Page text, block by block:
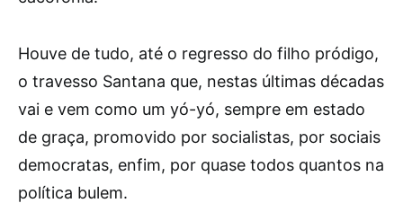
Houve de tudo, até o regresso do filho pródigo,
o travesso Santana que, nestas últimas décadas
vai e vem como um yó-yó, sempre em estado
de graça, promovido por socialistas, por sociais
democratas, enfim, por quase todos quantos na
política bulem.